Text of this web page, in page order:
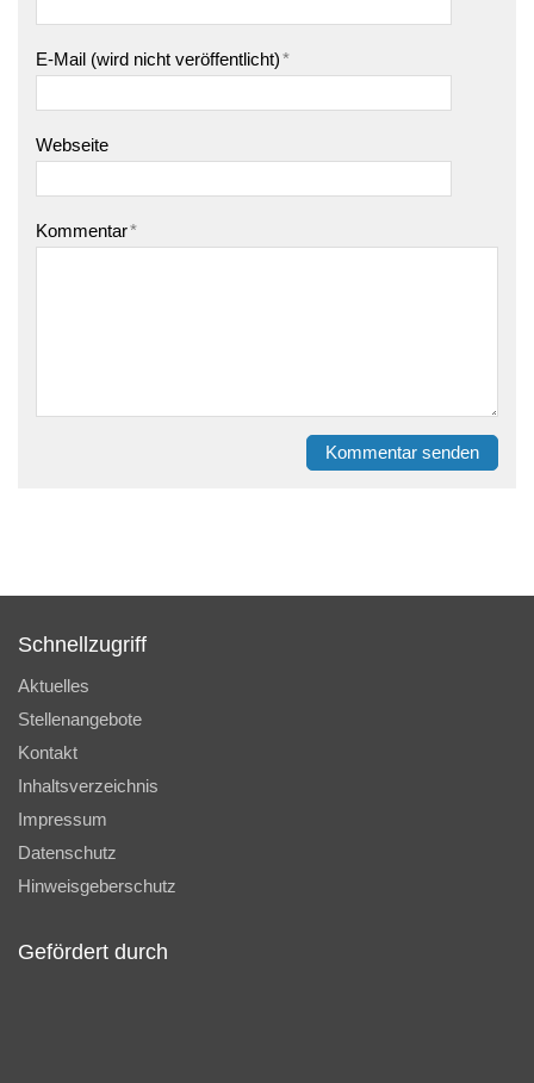
E-Mail (wird nicht veröffentlicht)*
Webseite
Kommentar*
Kommentar senden
Schnellzugriff
Aktuelles
Stellenangebote
Kontakt
Inhaltsverzeichnis
Impressum
Datenschutz
Hinweisgeberschutz
Gefördert durch